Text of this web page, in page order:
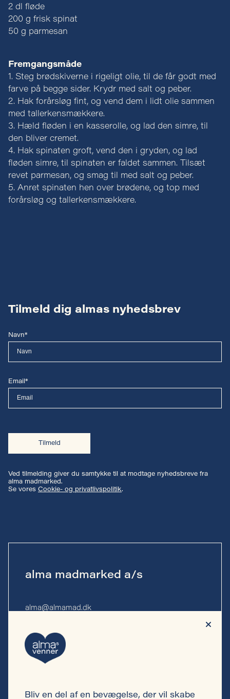
2 dl fløde
200 g frisk spinat
50 g parmesan
Fremgangsmåde
1. Steg brødskiverne i rigeligt olie, til de får godt med
farve på begge sider. Krydr med salt og peber.
2. Hak forårsløg fint, og vend dem i lidt olie sammen
med tallerkensmækkere.
3. Hæld fløden i en kasserolle, og lad den simre, til
den bliver cremet.
4. Hak spinaten groft, vend den i gryden, og lad
fløden simre, til spinaten er faldet sammen. Tilsæt
revet parmesan, og smag til med salt og peber.
5. Anret spinaten hen over brødene, og top med
forårsløg og tallerkensmækkere.
Tilmeld dig almas nyhedsbrev
Navn*
Email*
Tilmeld
Ved tilmelding giver du samtykke til at modtage nyhedsbreve fra
alma madmarked.
Se vores Cookie- og privatlivspolitik.
alma madmarked a/s
alma@almamad.dk
CVR-nr. 44 89 27 23
Bliv en del af en bevægelse, der vil skabe